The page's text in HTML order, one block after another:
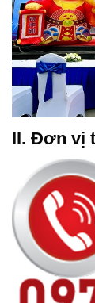
II. Đơn vị